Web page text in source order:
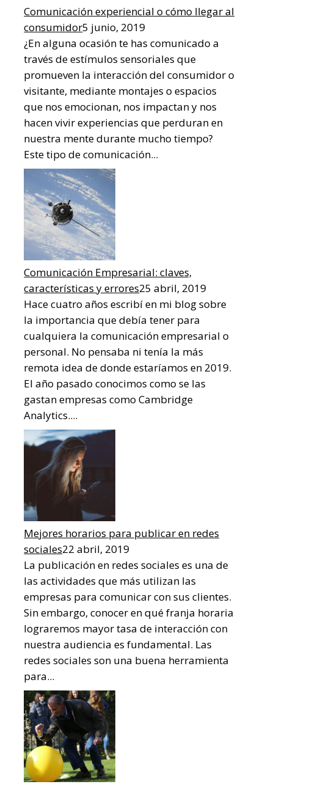
Comunicación experiencial o cómo llegar al
consumidor5 junio, 2019
¿En alguna ocasión te has comunicado a
través de estímulos sensoriales que
promueven la interacción del consumidor o
visitante, mediante montajes o espacios
que nos emocionan, nos impactan y nos
hacen vivir experiencias que perduran en
nuestra mente durante mucho tiempo?
Este tipo de comunicación...
Comunicación Empresarial: claves,
características y errores25 abril, 2019
Hace cuatro años escribí en mi blog sobre
la importancia que debía tener para
cualquiera la comunicación empresarial o
personal. No pensaba ni tenía la más
remota idea de donde estaríamos en 2019.
El año pasado conocimos como se las
gastan empresas como Cambridge
Analytics....
Mejores horarios para publicar en redes
sociales22 abril, 2019
La publicación en redes sociales es una de
las actividades que más utilizan las
empresas para comunicar con sus clientes.
Sin embargo, conocer en qué franja horaria
lograremos mayor tasa de interacción con
nuestra audiencia es fundamental. Las
redes sociales son una buena herramienta
para...